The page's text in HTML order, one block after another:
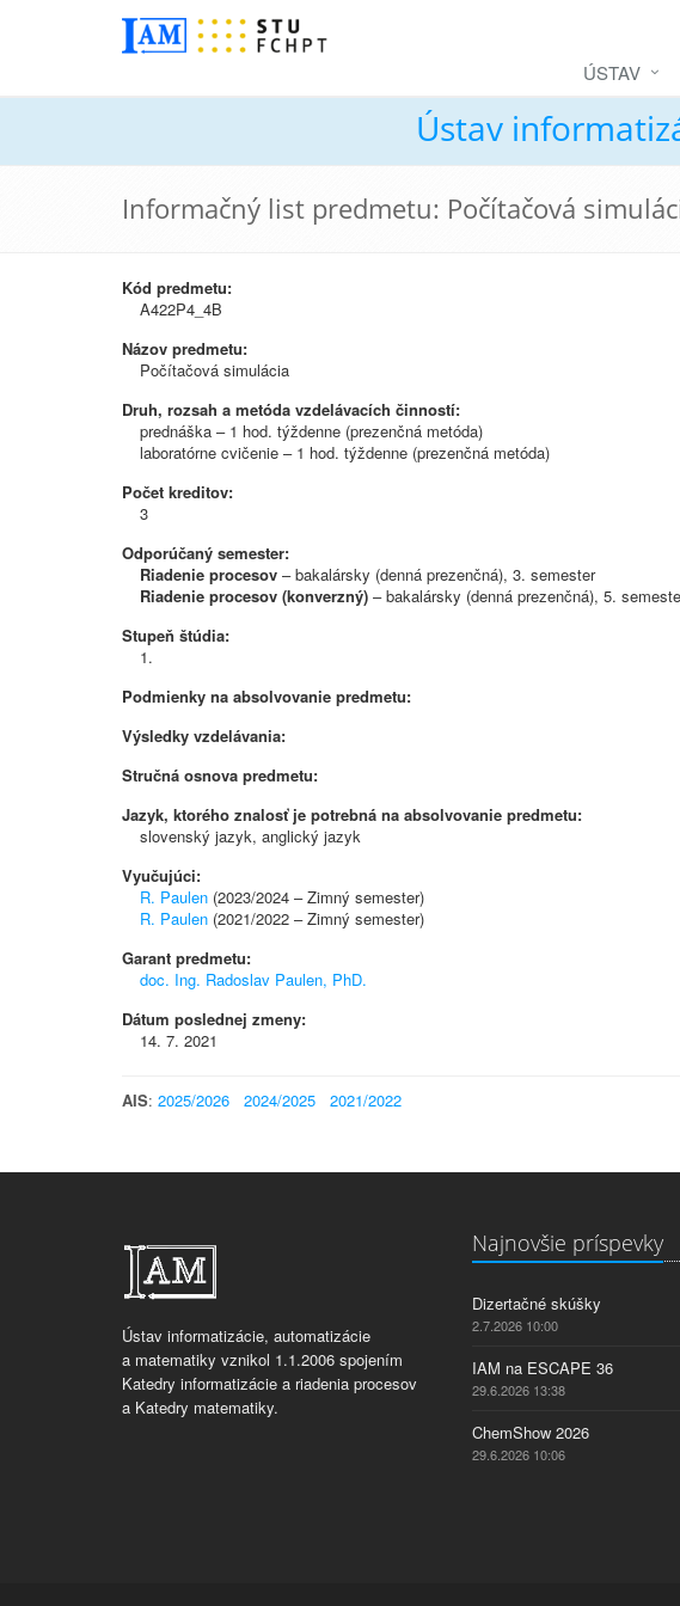
ÚSTAV
Ústav
Informačný list predmetu: Počítačová
Kód predmetu:
A422P4_4B
Názov predmetu:
Počítačová simulácia
Druh, rozsah a metóda vzdelávacích činností:
prednáška – 1 hod. týždenne (prezenčná metóda)
laboratórne cvičenie – 1 hod. týždenne (prezenčná metóda)
Počet kreditov:
3
Odporúčaný semester:
Riadenie procesov – bakalársky (denná prezenčná), 3. semester
Riadenie procesov (konverzný) – bakalársky (denná prezenčná), 5.
Stupeň štúdia:
1.
Podmienky na absolvovanie predmetu:
Výsledky vzdelávania:
Stručná osnova predmetu:
Jazyk, ktorého znalosť je potrebná na absolvovanie predmetu:
slovenský jazyk, anglický jazyk
Vyučujúci:
R. Paulen (2023/2024 – Zimný semester)
R. Paulen (2021/2022 – Zimný semester)
Garant predmetu:
doc. Ing. Radoslav Paulen, PhD.
Dátum poslednej zmeny:
14. 7. 2021
AIS: 2025/2026 2024/2025 2021/2022
Ústav informatizácie, automatizácie
a matematiky vznikol 1.1.2006 spojením
Katedry informatizácie a riadenia procesov
a Katedry matematiky.
Najnovšie príspevky
Dizertačné skúšky
2.7.2026 10:00
IAM na ESCAPE 36
29.6.2026 13:38
ChemShow 2026
29.6.2026 10:06